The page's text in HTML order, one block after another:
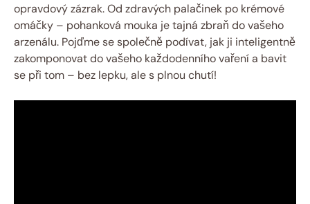
opravdový ‍zázrak. ⁣Od ⁢zdravých palačinek po krémové
omáčky – pohanková mouka je tajná zbraň⁢ do vašeho
arzenálu.⁣ Pojďme se společně podívat, ‍jak​ ji⁤ inteligentně⁤
zakomponovat do vašeho každodenního‌ vaření‍ a bavit
se při tom –​ bez lepku, ale s plnou chutí!